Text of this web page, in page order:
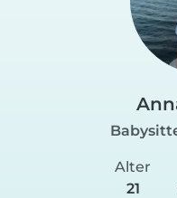
Alter
21